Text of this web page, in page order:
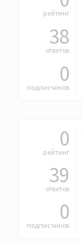
рейтинг
38
ответов
0
подписчиков
0
рейтинг
39
ответов
0
подписчиков